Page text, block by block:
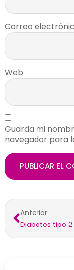
Correo
Web
Guarda mi
navegador para
Anterior
Diabetes tipo 2